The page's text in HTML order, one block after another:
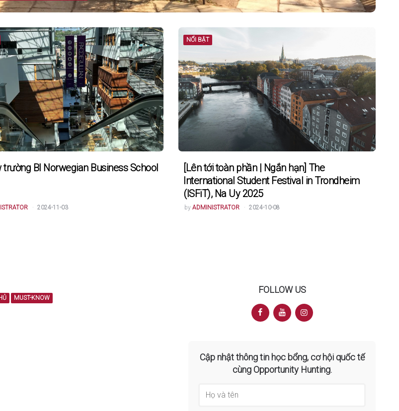
trường BI Norwegian Business School
2024-11-03
NỔI BẬT
[Lên tới toàn phần | Ngắn hạn] The
International Student Festival in Trondheim
(ISFiT), Na Uy 2025
POSTED
BY
by ADMINISTRATOR 2024-10-08
MUST-KNOW
FOLLOW US
Cập nhật thông tin học bổng, cơ hội quốc tế
cùng Opportunity Hunting.